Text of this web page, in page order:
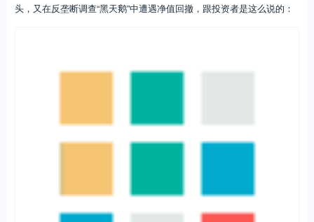
头，又在反垄断调查“黑天鹅”中遭遇净值回撤，跟投资者是这么说的：